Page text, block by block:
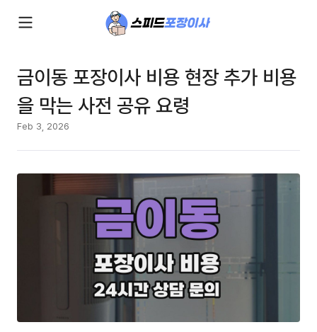
금이동 포장이사 비용 현장 추가 비용
을 막는 사전 공유 요령
Feb 3, 2026